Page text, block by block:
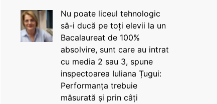
Nu poate liceul tehnologic
să-i ducă pe toți elevii la un
Bacalaureat de 100%
absolvire, sunt care au intrat
cu media 2 sau 3, spune
inspectoarea Iuliana Țugui:
Performanța trebuie
măsurată și prin câți